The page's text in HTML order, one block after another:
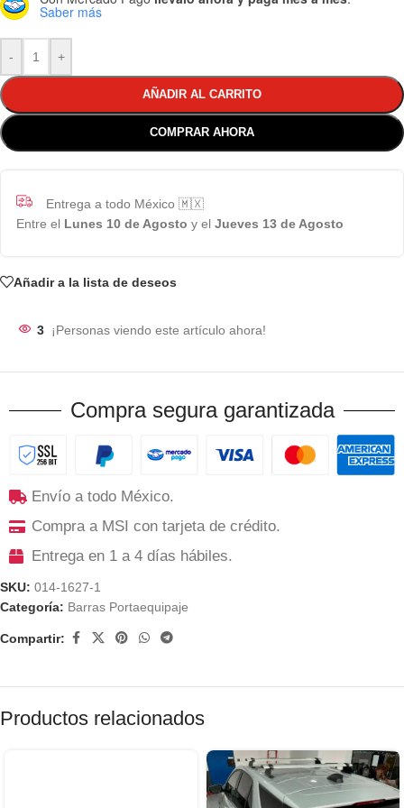
Saber más
- +
AÑADIR AL CARRITO
COMPRAR AHORA
Entrega a todo México 🇲🇽
Entre el Lunes 10 de Agosto y el Jueves 13 de Agosto
Añadir a la lista de deseos
3 ¡Personas viendo este artículo ahora!
Compra segura garantizada
Envío a todo México.
Compra a MSI con tarjeta de crédito.
Entrega en 1 a 4 días hábiles.
SKU: 014-1627-1
Categoría: Barras Portaequipaje
Compartir:
Productos relacionados